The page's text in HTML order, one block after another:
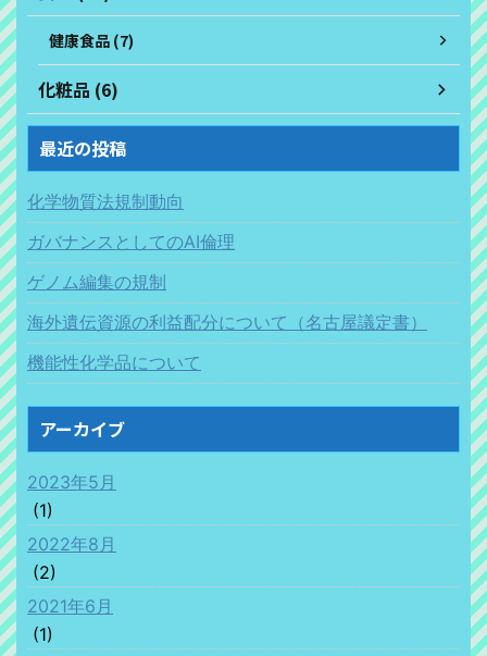
健康食品 (7)
化粧品 (6)
最近の投稿
化学物質法規制動向
ガバナンスとしてのAI倫理
ゲノム編集の規制
海外遺伝資源の利益配分について（名古屋議定書）
機能性化学品について
アーカイブ
2023年5月
(1)
2022年8月
(2)
2021年6月
(1)